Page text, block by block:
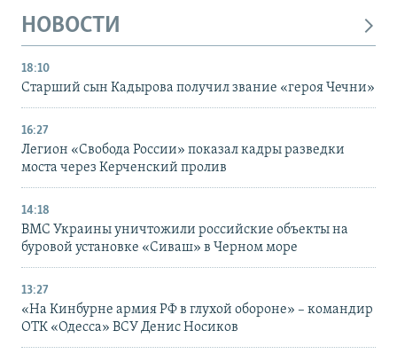
НОВОСТИ
18:10
Старший сын Кадырова получил звание «героя Чечни»
16:27
Легион «Свобода России» показал кадры разведки
моста через Керченский пролив
14:18
ВМС Украины уничтожили российские объекты на
буровой установке «Сиваш» в Черном море
13:27
«На Кинбурне армия РФ в глухой обороне» – командир
ОТК «Одесса» ВСУ Денис Носиков